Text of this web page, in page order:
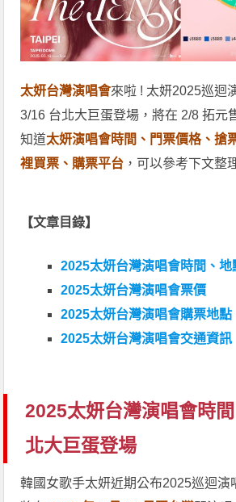
太妍台灣演唱會來啦 ! 太妍2025巡迴
3/16 台北大巨蛋登場，將在 2/8 拓元
知道太妍演唱會時間、門票價格、搶
裡買票、購票平台 ，可以參考下文整
【文章目錄】
2025太妍台灣演唱會時間、地
2025太妍台灣演唱會票價
2025太妍台灣演唱會購票地點
2025太妍台灣演唱會交通資訊
2025太妍台灣演唱會時
北大巨蛋登場
韓國女歌手太妍近期公布2025巡迴演